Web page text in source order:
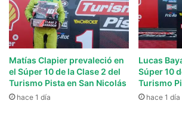
Matías Clapier prevaleció en
el Súper 10 de la Clase 2 del
Turismo Pista en San Nicolás
hace 1 día
Lucas
Súper 10
Turismo
hace 1 día